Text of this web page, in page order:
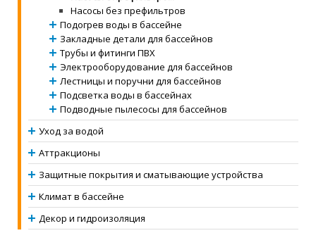
Насосы без префильтров
Подогрев воды в бассейне
Закладные детали для бассейнов
Трубы и фитинги ПВХ
Электрооборудование для бассейнов
Лестницы и поручни для бассейнов
Подсветка воды в бассейнах
Подводные пылесосы для бассейнов
Уход за водой
Аттракционы
Защитные покрытия и сматывающие устройства
Климат в бассейне
Декор и гидроизоляция